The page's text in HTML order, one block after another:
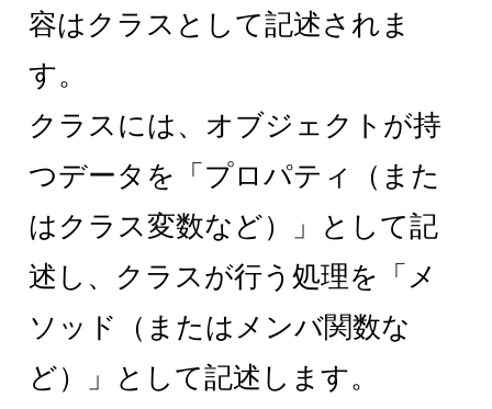
容はクラスとして記述されま
す。
クラスには、オブジェクトが持
つデータを「プロパティ（また
はクラス変数など）」として記
述し、クラスが行う処理を「メ
ソッド（またはメンバ関数な
ど）」として記述します。